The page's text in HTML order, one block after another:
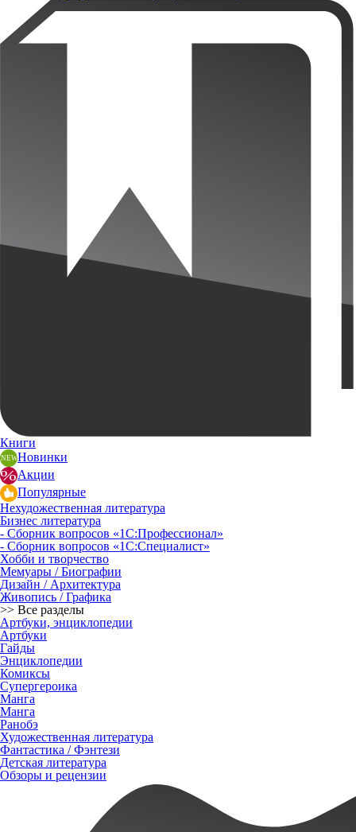
Книги
Новинки
Акции
Популярные
Нехудожественная литература
Бизнес литература
- Сборник вопросов «1С:Профессионал»
- Сборник вопросов «1С:Специалист»
Хобби и творчество
Мемуары / Биографии
Дизайн / Архитектура
Живопись / Графика
>> Все разделы
Артбуки, энциклопедии
Артбуки
Гайды
Энциклопедии
Комиксы
Супергероика
Манга
Манга
Ранобэ
Художественная литература
Фантастика / Фэнтези
Детская литература
Обзоры и рецензии